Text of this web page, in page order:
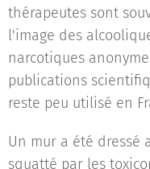
thérapeutes sont
l'image des
narcotiques
publications
reste peu utilisé en
Un mur a été dressé
squatté par les